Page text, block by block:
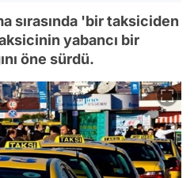
sırasında 'bir taksiciden
yabancı bir
öne sürdü.